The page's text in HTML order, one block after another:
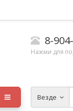
8-
Нажми для
Везде